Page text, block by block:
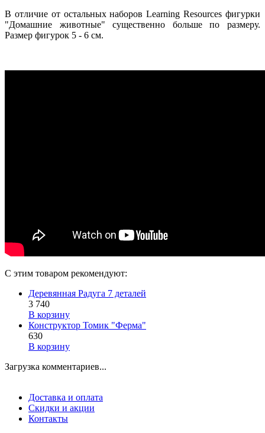
В отличие от остальных наборов Learning Resources фигурки
"Домашние животные" существенно больше по размеру.
Размер фигурок 5 - 6 см.
С этим товаром рекомендуют:
Деревянная Радуга 7 деталей
3 740
В корзину
Конструктор Томик "Ферма"
630
В корзину
Загрузка комментариев...
Доставка и оплата
Скидки и акции
Контакты